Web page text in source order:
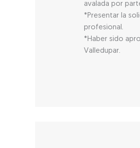
avalada por
*Presentar la
profesional.
*Haber sido
Valledupar.